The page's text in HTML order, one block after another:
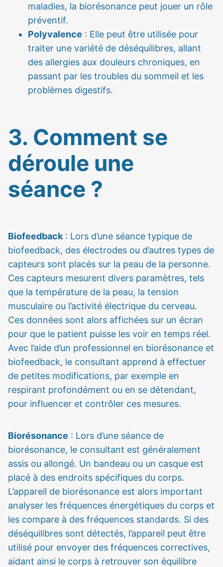
maladies, la biorésonance peut jouer un rôle
préventif.
Polyvalence : Elle peut être utilisée pour
traiter une variété de déséquilibres, allant
des allergies aux douleurs chroniques, en
passant par les troubles du sommeil et les
problèmes digestifs.
3. Comment se
déroule une
séance ?
Biofeedback : Lors d’une séance typique de
biofeedback, des électrodes ou d’autres types de
capteurs sont placés sur la peau de la personne.
Ces capteurs mesurent divers paramètres, tels
que la température de la peau, la tension
musculaire ou l’activité électrique du cerveau.
Ces données sont alors affichées sur un écran
pour que le patient puisse les voir en temps réel.
Avec l’aide d’un professionnel en biorésonance et
biofeedback, le consultant apprend à effectuer
de petites modifications, par exemple en
respirant profondément ou en se détendant,
pour influencer et contrôler ces mesures.
Biorésonance : Lors d’une séance de
biorésonance, le consultant est généralement
assis ou allongé. Un bandeau ou un casque est
placé à des endroits spécifiques du corps.
L’appareil de biorésonance est alors important
analyser les fréquences énergétiques du corps et
les compare à des fréquences standards. Si des
déséquilibres sont détectés, l’appareil peut être
utilisé pour envoyer des fréquences correctives,
aidant ainsi le corps à retrouver son équilibre